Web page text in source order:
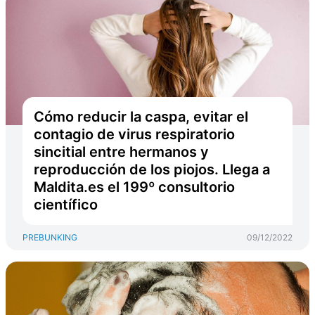
Cómo reducir la caspa, evitar el
contagio de virus respiratorio
sincitial entre hermanos y
reproducción de los piojos. Llega a
Maldita.es el 199º consultorio
científico
PREBUNKING 09/12/2022